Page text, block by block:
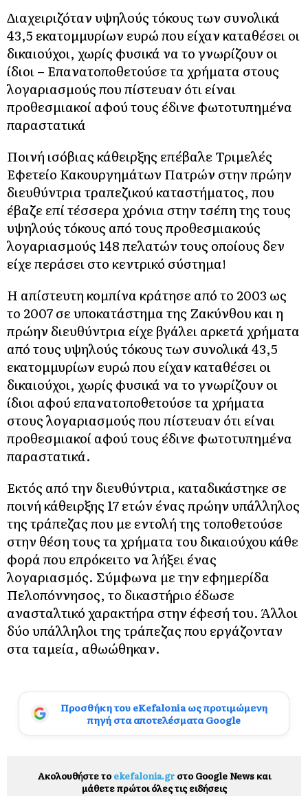
Διαχειριζόταν υψηλούς τόκους των συνολικά
43,5 εκατομμυρίων ευρώ που είχαν καταθέσει οι
δικαιούχοι, χωρίς φυσικά να το γνωρίζουν οι
ίδιοι – Επανατοποθετούσε τα χρήματα στους
λογαριασμούς που πίστευαν ότι είναι
προθεσμιακοί αφού τους έδινε φωτοτυπημένα
παραστατικά
Ποινή ισόβιας κάθειρξης επέβαλε Τριμελές
Εφετείο Κακουργημάτων Πατρών στην πρώην
διευθύντρια τραπεζικού καταστήματος, που
έβαζε επί τέσσερα χρόνια στην τσέπη της τους
υψηλούς τόκους από τους προθεσμιακούς
λογαριασμούς 148 πελατών τους οποίους δεν
είχε περάσει στο κεντρικό σύστημα!
Η απίστευτη κομπίνα κράτησε από το 2003 ως
το 2007 σε υποκατάστημα της Ζακύνθου και η
πρώην διευθύντρια είχε βγάλει αρκετά χρήματα
από τους υψηλούς τόκους των συνολικά 43,5
εκατομμυρίων ευρώ που είχαν καταθέσει οι
δικαιούχοι, χωρίς φυσικά να το γνωρίζουν οι
ίδιοι αφού επανατοποθετούσε τα χρήματα
στους λογαριασμούς που πίστευαν ότι είναι
προθεσμιακοί αφού τους έδινε φωτοτυπημένα
παραστατικά.
Εκτός από την διευθύντρια, καταδικάστηκε σε
ποινή κάθειρξης 17 ετών ένας πρώην υπάλληλος
της τράπεζας που με εντολή της τοποθετούσε
στην θέση τους τα χρήματα του δικαιούχου κάθε
φορά που επρόκειτο να λήξει ένας
λογαριασμός. Σύμφωνα με την εφημερίδα
Πελοπόννησος, το δικαστήριο έδωσε
ανασταλτικό χαρακτήρα στην έφεσή του. Άλλοι
δύο υπάλληλοι της τράπεζας που εργάζονταν
στα ταμεία, αθωώθηκαν.
Προσθήκη του eKefalonia ως προτιμώμενη
πηγή στα αποτελέσματα Google
Ακολουθήστε το ekefalonia.grστο Google News και
μάθετε πρώτοι όλες τις ειδήσεις